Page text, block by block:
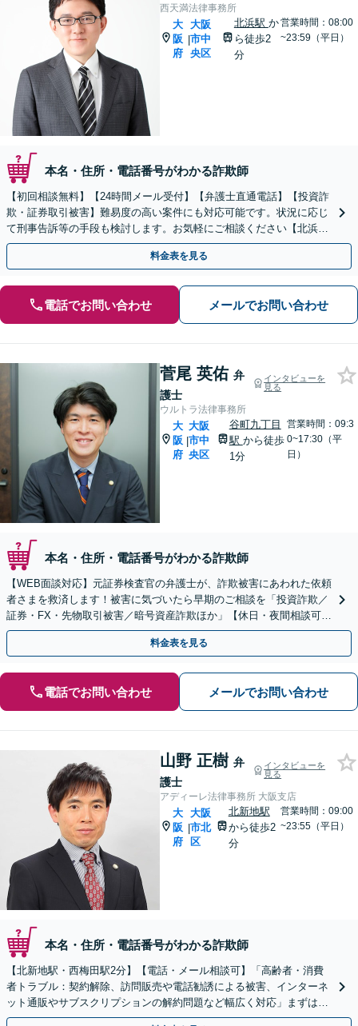
西天満法律事務所
大
阪
府
|
大阪
市中
央区
北浜駅 か
ら徒歩2
分
営業時間：08:00
~23:59（平日）
本名・住所・電話番号がわかる詐欺師
【初回相談無料】【24時間メール受付】【弁護士直通電話】【投資詐
欺・証券取引被害】難易度の高い案件にも対応可能です。状況に応じ
て刑事告訴等の手段も検討します。お気軽にご相談ください【北浜駅
2分】
料金表を見る
電話でお問い合わせ メールでお問い合わせ
菅尾 英佑 弁
護士
インタビューを
見る
ウルトラ法律事務所
大
阪
府
|
大阪
市中
央区
谷町九丁目
駅 から徒歩
1分
営業時間：09:3
0~17:30（平
日）
本名・住所・電話番号がわかる詐欺師
【WEB面談対応】元証券検査官の弁護士が、詐欺被害にあわれた依頼
者さまを救済します！被害に気づいたら早期のご相談を「投資詐欺／
証券・FX・先物取引被害／暗号資産詐欺ほか」【休日・夜間相談可】
【上本町から徒歩10秒】
料金表を見る
電話でお問い合わせ メールでお問い合わせ
山野 正樹 弁
護士
インタビューを
見る
アディーレ法律事務所 大阪支店
大
阪
府
|
大阪
市北
区
北新地駅
から徒歩2
分
営業時間：09:00
~23:55（平日）
本名・住所・電話番号がわかる詐欺師
【北新地駅・西梅田駅2分】【電話・メール相談可】「高齢者・消費
者トラブル：契約解除、訪問販売や電話勧誘による被害、インターネ
ット通販やサブスクリプションの解約問題など幅広く対応」まずは一
度ご相談ください【休日・夜間相談可】